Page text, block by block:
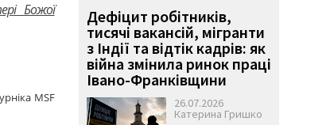
Божої
MSF
Дефіцит робітників,
тисячі вакансій, мігранти
з Індії та відтік кадрів: як
війна змінила ринок праці
Івано-Франківщини
26.07.2026
Катерина Гришко